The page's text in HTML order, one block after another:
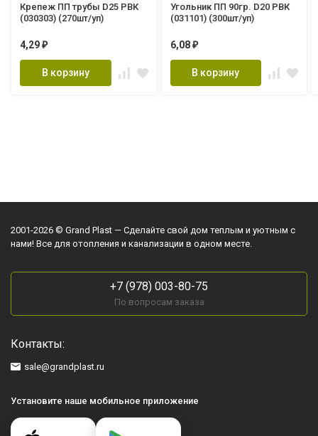
Крепеж ПП трубы D25 РВК
(030303) (270шт/уп)
4,29 ₽
В корзину
Угольник ПП 90гр. D20 РВК
(031101) (300шт/уп)
6,08 ₽
В корзину
2001-2026 © Grand Plast — Сделайте свой дом теплым и уютным с
нами! Все для отопления и канализации в одном месте.
+7 (978) 003-80-75
По вопросам заказа
Контакты:
sale@grandplast.ru
Установите наше мобильное приложение